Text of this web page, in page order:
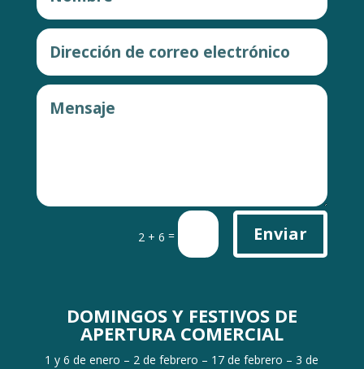
2 + 6 = Enviar
DOMINGOS Y FESTIVOS DE
APERTURA COMERCIAL
1 y 6 de enero – 2 de febrero – 17 de febrero – 3 de